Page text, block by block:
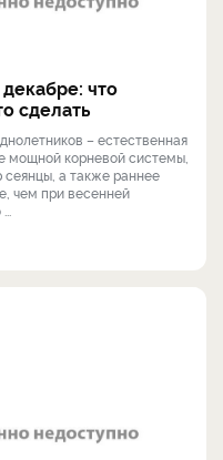
что
сделать
– естественная
мощной корневой системы,
а также раннее
чем при весенней